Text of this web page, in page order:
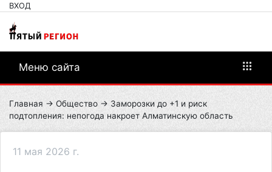
ВХОД
Меню сайта
Главная → Общество → Заморозки до +1 и риск
подтопления: непогода накроет Алматинскую область
11 мая 2026 г.